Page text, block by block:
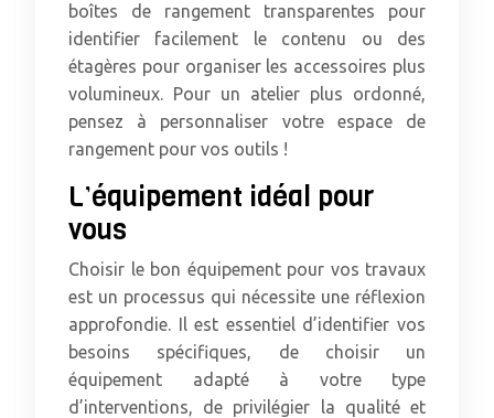
boîtes de rangement transparentes pour
identifier facilement le contenu ou des
étagères pour organiser les accessoires plus
volumineux. Pour un atelier plus ordonné,
pensez à personnaliser votre espace de
rangement pour vos outils !
L’équipement idéal pour
vous
Choisir le bon équipement pour vos travaux
est un processus qui nécessite une réflexion
approfondie. Il est essentiel d’identifier vos
besoins spécifiques, de choisir un
équipement adapté à votre type
d’interventions, de privilégier la qualité et